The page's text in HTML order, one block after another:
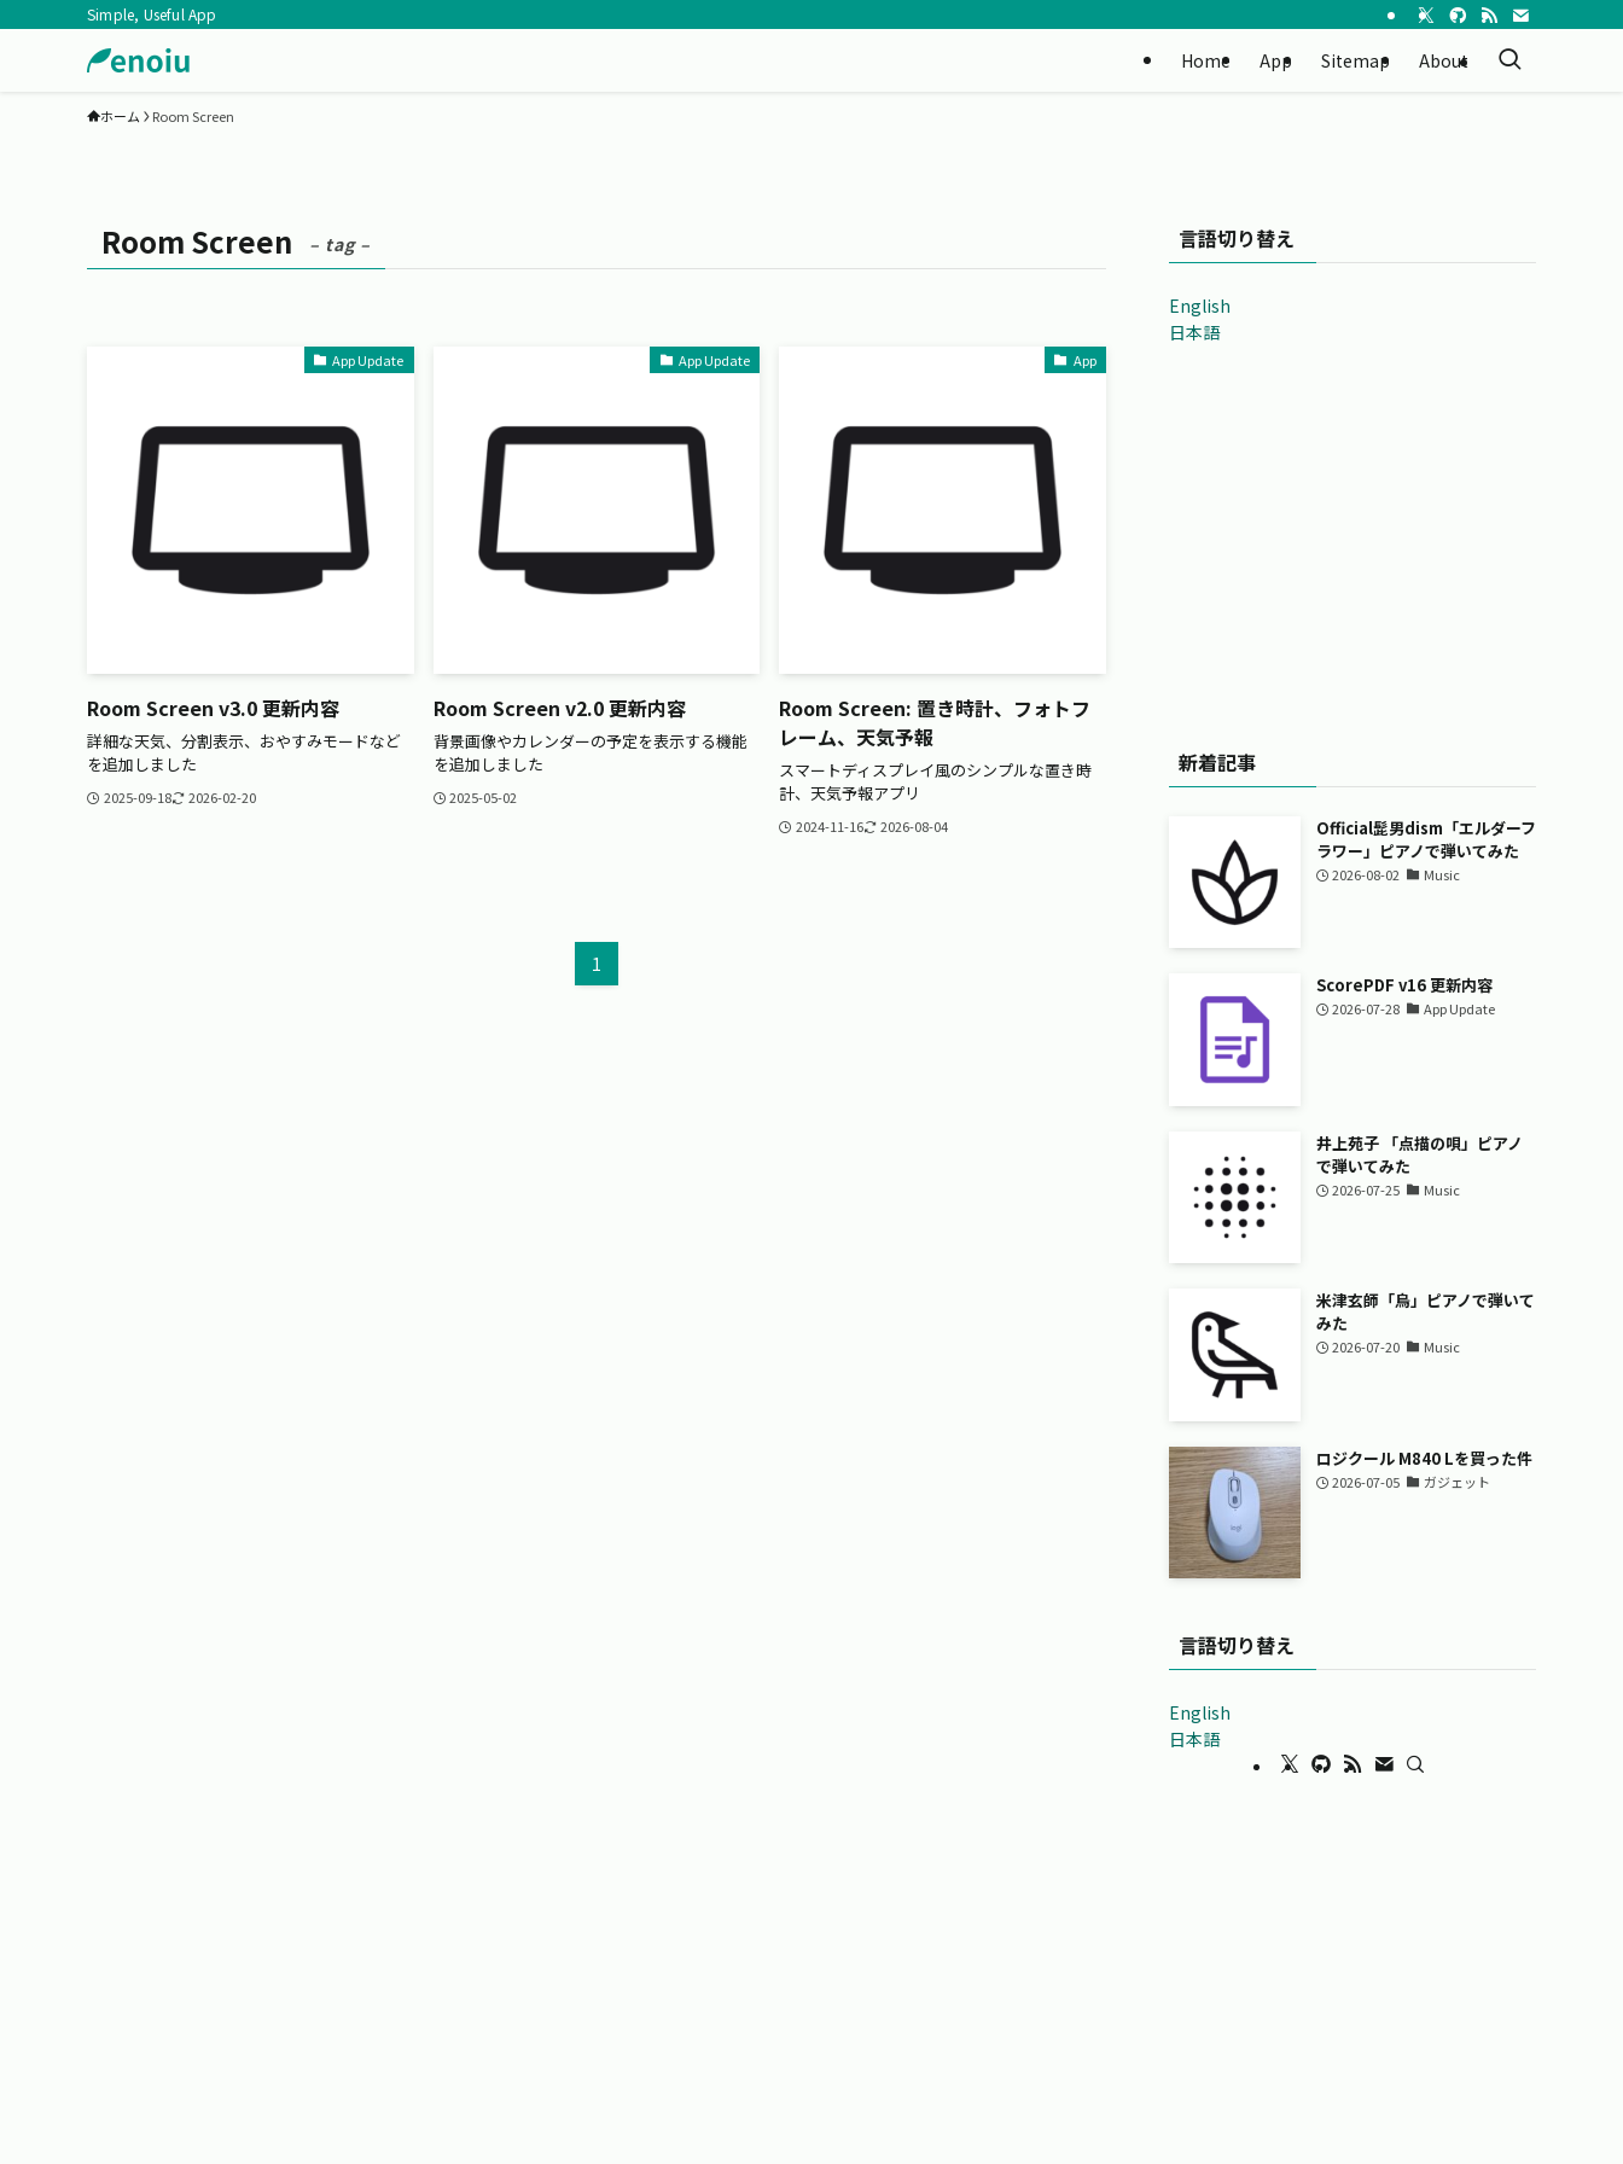
Simple, Useful App
Home App Sitemap About
ホーム Room Screen
Room Screen – tag –
App Update
Room Screen v3.0 更新内容
詳細な天気、分割表示、おやすみモードなど
を追加しました
2025-09-18 2026-02-20
App Update
Room Screen v2.0 更新内容
背景画像やカレンダーの予定を表示する機能
を追加しました
2025-05-02
App
Room Screen: 置き時計、フォトフ
レーム、天気予報
スマートディスプレイ風のシンプルな置き時
計、天気予報アプリ
2024-11-16 2026-08-04
1
言語切り替え
English
日本語
新着記事
Official髭男dism「エルダーフ
ラワー」ピアノで弾いてみた
2026-08-02 Music
ScorePDF v16 更新内容
2026-07-28 App Update
井上苑子 「点描の唄」ピアノ
で弾いてみた
2026-07-25 Music
米津玄師「烏」ピアノで弾いて
みた
2026-07-20 Music
ロジクール M840 Lを買った件
2026-07-05 ガジェット
言語切り替え
English
日本語